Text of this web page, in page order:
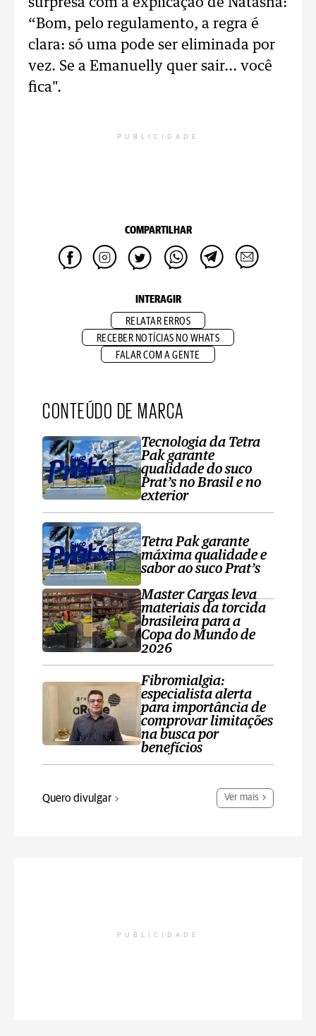
surpresa com a explicação de Natasha:
“Bom, pelo regulamento, a regra é
clara: só uma pode ser eliminada por
vez. Se a Emanuelly quer sair... você
fica".
PUBLICIDADE
COMPARTILHAR
INTERAGIR
RELATAR ERROS
RECEBER NOTÍCIAS NO WHATS
FALAR COM A GENTE
CONTEÚDO DE MARCA
Tecnologia da Tetra
Pak garante
qualidade do suco
Prat’s no Brasil e no
exterior
Tetra Pak garante
máxima qualidade e
sabor ao suco Prat’s
Master Cargas leva
materiais da torcida
brasileira para a
Copa do Mundo de
2026
Fibromialgia:
especialista alerta
para importância de
comprovar limitações
na busca por
benefícios
Quero divulgar Ver mais
PUBLICIDADE